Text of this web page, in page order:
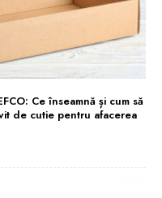
Ce înseamnă și cum să
de cutie pentru afacerea